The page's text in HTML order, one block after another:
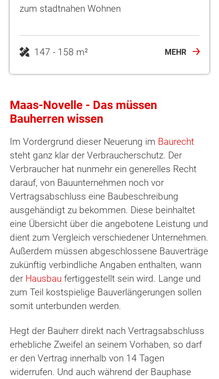
zum stadtnahen Wohnen
MEHR
Maas-Novelle - Das müssen
Bauherren wissen
Im Vordergrund dieser Neuerung im Baurecht
steht ganz klar der Verbraucherschutz. Der
Verbraucher hat nunmehr ein generelles Recht
darauf, von Bauunternehmen noch vor
Vertragsabschluss eine Baubeschreibung
ausgehändigt zu bekommen. Diese beinhaltet
eine Übersicht über die angebotene Leistung und
dient zum Vergleich verschiedener Unternehmen.
Außerdem müssen abgeschlossene Bauverträge
zukünftig verbindliche Angaben enthalten, wann
der Hausbau fertiggestellt sein wird. Lange und
zum Teil kostspielige Bauverlängerungen sollen
somit unterbunden werden.
Hegt der Bauherr direkt nach Vertragsabschluss
erhebliche Zweifel an seinem Vorhaben, so darf
er den Vertrag innerhalb von 14 Tagen
widerrufen. Und auch während der Bauphase